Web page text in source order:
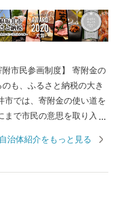
参画制度】 寄附金の
も、ふるさと納税の大き
クワクしながら寄附金の
自治体紹介をもっと見る